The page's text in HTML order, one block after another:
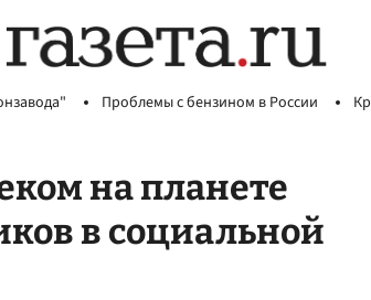
Проблемы с бензином в России
на планете
в социальной